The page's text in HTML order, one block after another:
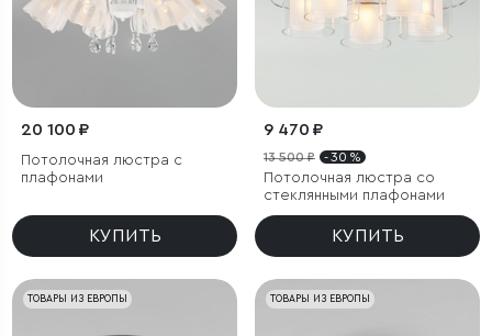
20 100 ₽
Потолочная люстра с
плафонами
КУПИТЬ
9 470 ₽
13 500 ₽ - 30 %
Потолочная люстра со
стеклянными плафонами
КУПИТЬ
ТОВАРЫ ИЗ ЕВРОПЫ ТОВАРЫ ИЗ ЕВРОПЫ